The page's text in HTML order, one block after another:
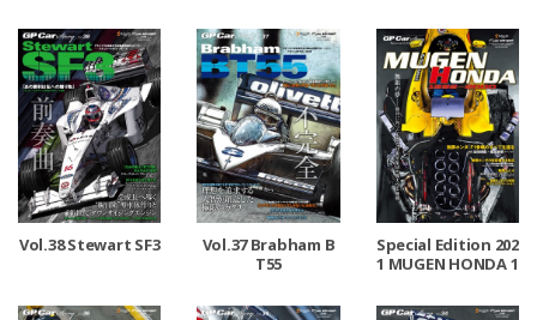
Vol.38 Stewart SF3
Vol.37 Brabham B
T55
Special Edition 202
1 MUGEN HONDA 1